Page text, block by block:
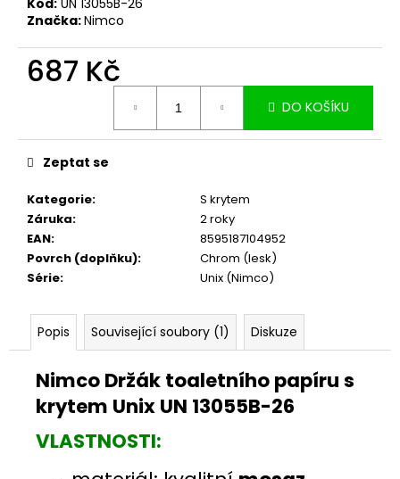
Značka:Nimco
687 Kč
DO KOŠÍKU
Kategorie:
S krytem
Záruka:
2 roky
EAN:
8595187104952
Povrch (doplňku):
Chrom (lesk)
Série: Unix (Nimco)
Zeptat se
Popis Související soubory (1) Diskuze
Nimco Držák toaletního papíru s
krytem Unix UN 13055B-26
VLASTNOSTI: